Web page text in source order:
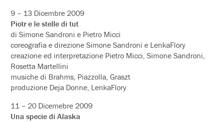
9 – 13 Dicembre 2009
Piotr e le stelle di tut
di Simone Sandroni e Pietro Micci
coreografia e direzione Simone Sandroni e LenkaFlory
creazione ed interpretazione Pietro Micci, Simone Sandroni,
Rosetta Martellini
musiche di Brahms, Piazzolla, Graszt
produzione Deja Donne, LenkaFlory
11 – 20 Dicemebre 2009
Una specie di Alaska